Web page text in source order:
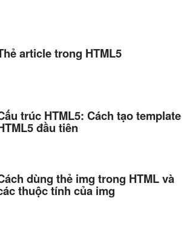
article trong HTML5
trúc HTML5: Cách tạo template
đầu tiên
dùng thẻ img trong HTML và
thuộc tính của img